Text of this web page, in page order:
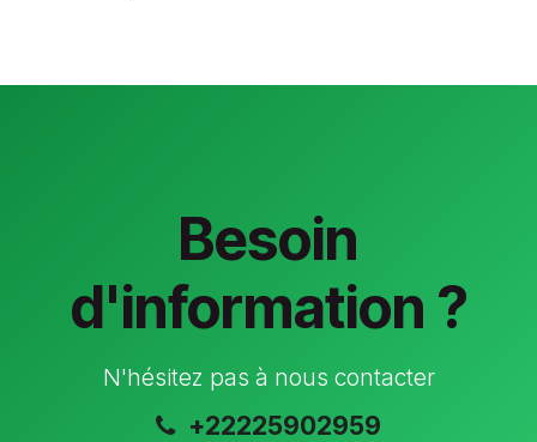
Besoin
d'information ?
N'hésitez pas à nous contacter
+22225902959